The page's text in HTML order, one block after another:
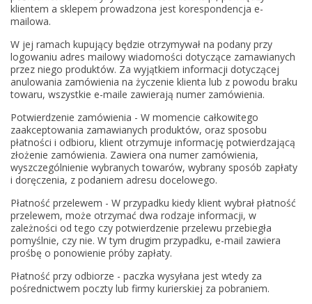
klientem a sklepem prowadzona jest korespondencja e-
mailowa.
W jej ramach kupujący będzie otrzymywał na podany przy
logowaniu adres mailowy wiadomości dotyczące zamawianych
przez niego produktów. Za wyjątkiem informacji dotyczącej
anulowania zamówienia na życzenie klienta lub z powodu braku
towaru, wszystkie e-maile zawierają numer zamówienia.
Potwierdzenie zamówienia - W momencie całkowitego
zaakceptowania zamawianych produktów, oraz sposobu
płatności i odbioru, klient otrzymuje informację potwierdzającą
złożenie zamówienia. Zawiera ona numer zamówienia,
wyszczególnienie wybranych towarów, wybrany sposób zapłaty
i doręczenia, z podaniem adresu docelowego.
Płatność przelewem - W przypadku kiedy klient wybrał płatność
przelewem, może otrzymać dwa rodzaje informacji, w
zależności od tego czy potwierdzenie przelewu przebiegła
pomyślnie, czy nie. W tym drugim przypadku, e-mail zawiera
prośbę o ponowienie próby zapłaty.
Płatność przy odbiorze - paczka wysyłana jest wtedy za
pośrednictwem poczty lub firmy kurierskiej za pobraniem.